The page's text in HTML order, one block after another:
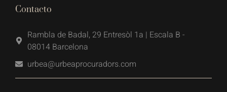
Contacto
Rambla de Badal, 29 Entresòl 1a | Escala B -
08014 Barcelona
urbea@urbeaprocuradors.com